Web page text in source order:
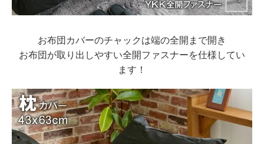
お布団カバーのチャックは端の全開まで開き
お布団が取り出しやすい全開ファスナーを仕様してい
ます！